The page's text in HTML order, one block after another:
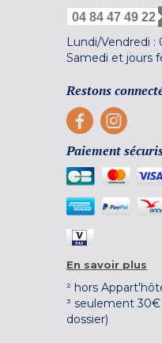
04 84 47 49 22
Lundi/Vendredi :
Samedi et jours
Restons
Paiement
En savoir plus
² hors
³ seulement 30€
dossier)